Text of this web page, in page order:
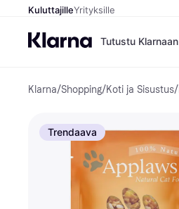
KuluttajilleYrityksille
Tutustu Klarnaan
Klarna/Shopping/Koti ja Sisustus/
Trendaava